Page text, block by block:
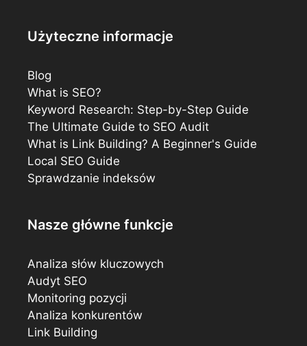
Użyteczne informacje
Blog
What is SEO?
Keyword Research: Step-by-Step Guide
The Ultimate Guide to SEO Audit
What is Link Building? A Beginner's Guide
Local SEO Guide
Sprawdzanie indeksów
Nasze główne funkcje
Analiza słów kluczowych
Audyt SEO
Monitoring pozycji
Analiza konkurentów
Link Building